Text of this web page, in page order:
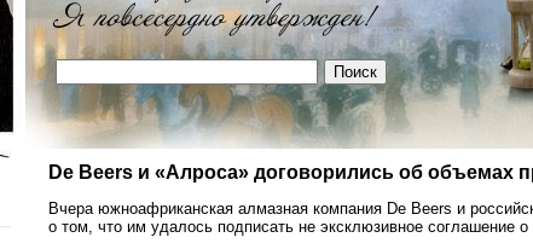
De Beers и «Алроса» договорились об объемах
Вчера южноафриканская алмазная компания De Beers и
о том, что им удалось подписать не эксклюзивное соглашение о